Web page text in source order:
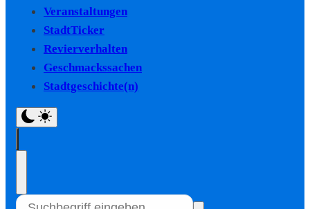
Veranstaltungen
StadtTicker
Revierverhalten
Geschmackssachen
Stadtgeschichte(n)